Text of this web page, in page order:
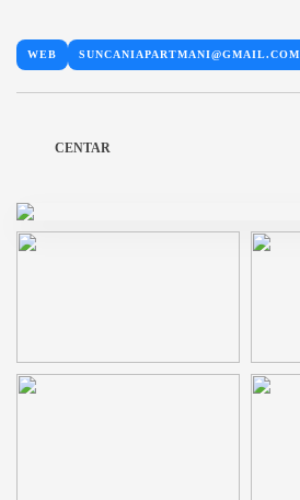
WEB SUNCANIAPARTMANI@GMAIL.COM
CENTAR